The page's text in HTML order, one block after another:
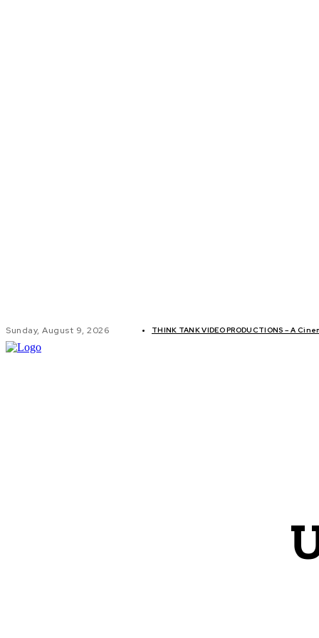
Sunday, August 9, 2026 THINK TANK VIDEO PRODUCTIONS – A